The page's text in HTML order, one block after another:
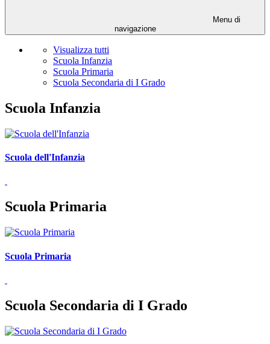
Menu di
navigazione
Visualizza tutti
Scuola Infanzia
Scuola Primaria
Scuola Secondaria di I Grado
Scuola Infanzia
Scuola dell'Infanzia
Scuola Primaria
Scuola Primaria
Scuola Secondaria di I Grado